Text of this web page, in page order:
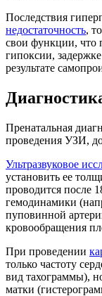
Последствия
недостаточность,
свои функции, что
гипоксии,
результате
Пренатальная
проведения УЗИ,
Ультразвуковое
установить ее
проводится после
гемодинамики
пуповинной
кровообращения
При проведении
только частоту
вид тахограммы),
матки